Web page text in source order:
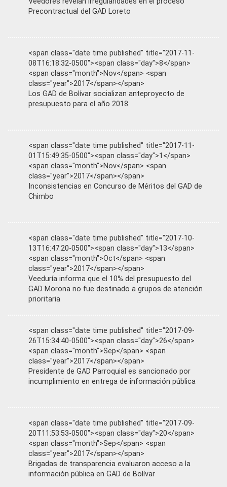
Precontractual del GAD Loreto
<span class="date time published" title="2017-11-
08T16:18:32-0500"><span class="day">8</span>
<span class="month">Nov</span> <span
class="year">2017</span></span>
Los GAD de Bolívar socializan anteproyecto de
presupuesto para el año 2018
<span class="date time published" title="2017-11-
01T15:49:35-0500"><span class="day">1</span>
<span class="month">Nov</span> <span
class="year">2017</span></span>
Inconsistencias en Concurso de Méritos del GAD de
Chimbo
<span class="date time published" title="2017-10-
13T16:47:20-0500"><span class="day">13</span>
<span class="month">Oct</span> <span
class="year">2017</span></span>
Veeduría informa que el 10% del presupuesto del
GAD Morona no fue destinado a grupos de atención
prioritaria
<span class="date time published" title="2017-09-
26T15:34:40-0500"><span class="day">26</span>
<span class="month">Sep</span> <span
class="year">2017</span></span>
Presidente de GAD Parroquial es sancionado por
incumplimiento en entrega de información pública
<span class="date time published" title="2017-09-
20T11:53:53-0500"><span class="day">20</span>
<span class="month">Sep</span> <span
class="year">2017</span></span>
Brigadas de transparencia evaluaron acceso a la
información pública en GAD de Bolívar